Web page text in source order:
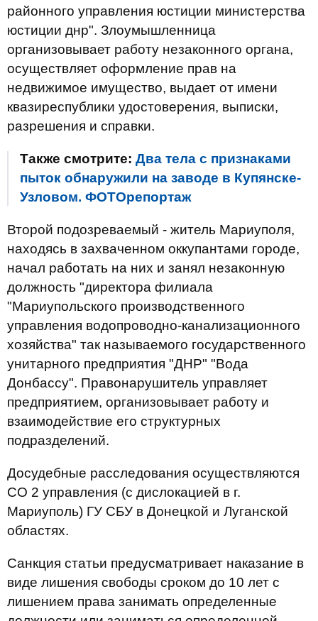
районного управления юстиции министерства
юстиции днр". Злоумышленница
организовывает работу незаконного органа,
осуществляет оформление прав на
недвижимое имущество, выдает от имени
квазиреспублики удостоверения, выписки,
разрешения и справки.
Также смотрите: Два тела с признаками
пыток обнаружили на заводе в Купянске-
Узловом. ФОТОрепортаж
Второй подозреваемый - житель Мариуполя,
находясь в захваченном оккупантами городе,
начал работать на них и занял незаконную
должность "директора филиала
"Мариупольского производственного
управления водопроводно-канализационного
хозяйства" так называемого государственного
унитарного предприятия "ДНР" "Вода
Донбассу". Правонарушитель управляет
предприятием, организовывает работу и
взаимодействие его структурных
подразделений.
Досудебные расследования осуществляются
СО 2 управления (с дислокацией в г.
Мариуполь) ГУ СБУ в Донецкой и Луганской
областях.
Санкция статьи предусматривает наказание в
виде лишения свободы сроком до 10 лет с
лишением права занимать определенные